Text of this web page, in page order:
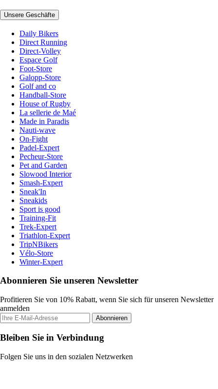
Unsere Geschäfte
Daily Bikers
Direct Running
Direct-Volley
Espace Golf
Foot-Store
Galopp-Store
Golf and co
Handball-Store
House of Rugby
La sellerie de Maé
Made in Paradis
Nauti-wave
On-Fight
Padel-Expert
Pecheur-Store
Pet and Garden
Slowood Interior
Smash-Expert
Sneak'In
Sneakids
Sport is good
Training-Fit
Trek-Expert
Triathlon-Expert
TripNBikers
Vélo-Store
Winter-Expert
Abonnieren Sie unseren Newsletter
Profitieren Sie von 10% Rabatt, wenn Sie sich für unseren Newsletter
anmelden
Abonnieren
Bleiben Sie in Verbindung
Folgen Sie uns in den sozialen Netzwerken